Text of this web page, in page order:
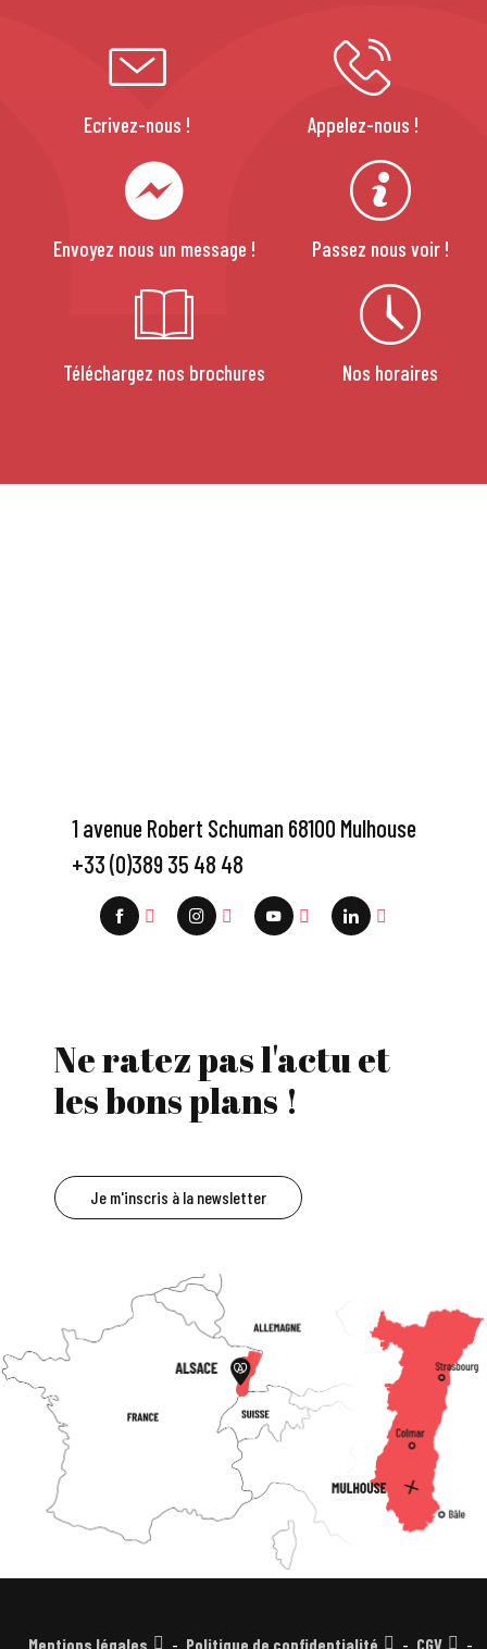
Ecrivez-nous ! Appelez-nous !
Envoyez nous un message ! Passez nous voir !
Téléchargez nos brochures Nos horaires
1 avenue Robert Schuman 68100 Mulhouse
+33 (0)389 35 48 48
Ne ratez pas l'actu et
les bons plans !
Je m'inscris à la newsletter
Mentions légales Politique de confidentialité CGV